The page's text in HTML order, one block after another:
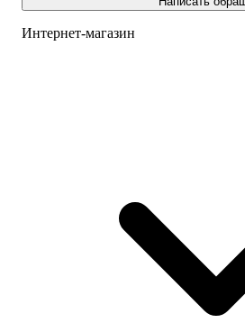
Интернет-магазин